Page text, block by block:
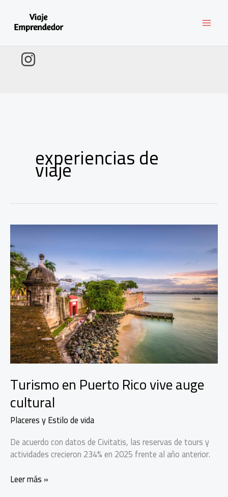
contenido
experiencias de
viaje
Turismo en Puerto Rico vive auge
cultural
Placeres y Estilo de vida
De acuerdo con datos de Civitatis, las reservas de tours y
actividades crecieron 234% en 2025 frente al año anterior.
Turismo
Leer más »